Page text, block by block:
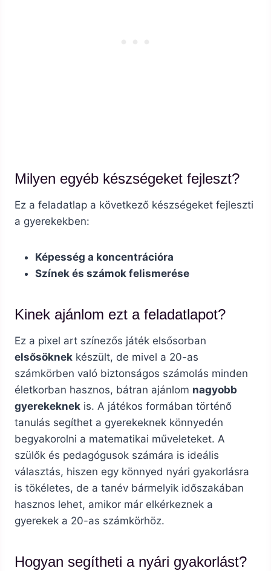
Milyen egyéb készségeket fejleszt?
Ez a feladatlap a következő készségeket fejleszti
a gyerekekben:
Képesség a koncentrációra
Színek és számok felismerése
Kinek ajánlom ezt a feladatlapot?
Ez a pixel art színezős játék elsősorban
elsősöknek készült, de mivel a 20-as
számkörben való biztonságos számolás minden
életkorban hasznos, bátran ajánlom nagyobb
gyerekeknek is. A játékos formában történő
tanulás segíthet a gyerekeknek könnyedén
begyakorolni a matematikai műveleteket. A
szülők és pedagógusok számára is ideális
választás, hiszen egy könnyed nyári gyakorlásra
is tökéletes, de a tanév bármelyik időszakában
hasznos lehet, amikor már elkérkeznek a
gyerekek a 20-as számkörhöz.
Hogyan segítheti a nyári gyakorlást?